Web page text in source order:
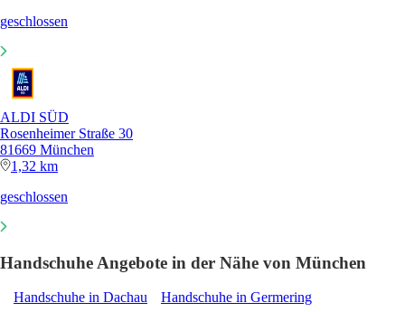
geschlossen
ALDI SÜD
Rosenheimer Straße 30
81669 München
1,32 km
geschlossen
Handschuhe Angebote in der Nähe von München
Handschuhe in Dachau Handschuhe in Germering